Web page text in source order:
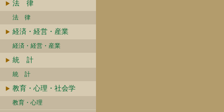
法 律
法 律
経済・経営・産業
経済・経営・産業
統 計
統 計
教育・心理・社会学
教育・心理